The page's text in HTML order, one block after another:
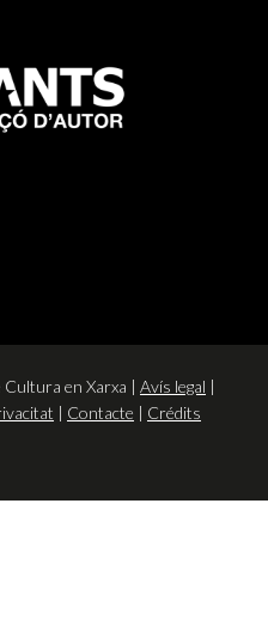
Cultura en Xarxa | Avís legal |
| Contacte | Crédits